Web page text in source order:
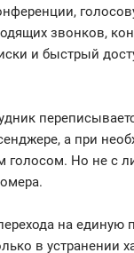
звонков,
и быстрый
а при
голосом. Но не с
на единую
в устранении